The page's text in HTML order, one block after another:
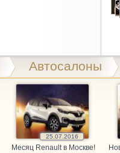
Автосалоны
25.07.2016
Месяц Renault в Москве!